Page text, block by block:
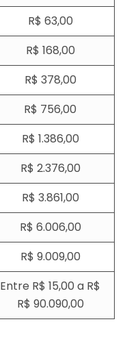
R$ 63,00
R$ 168,00
R$ 378,00
R$ 756,00
R$ 1.386,00
R$ 2.376,00
R$ 3.861,00
R$ 6.006,00
R$ 9.009,00
Entre R$ 15,00 a R$
R$ 90.090,00